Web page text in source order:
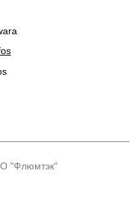
"Флюмтэк"